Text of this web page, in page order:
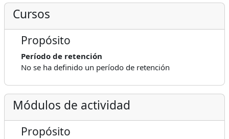
Cursos
Propósito
Período de retención
No se ha definido un período de retención
Módulos de actividad
Propósito